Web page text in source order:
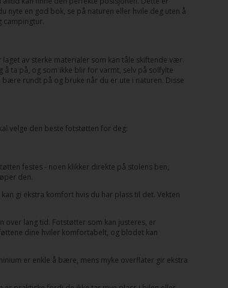
nyte en god bok, se på naturen eller hvile deg uten å
campingtur.
av sterke materialer som kan tåle skiftende vær.
ta på, og som ikke blir for varmt, selv på solfylte
rundt på og bruke når du er ute i naturen. Disse
velge den beste fotstøtten for deg:
festes - noen klikker direkte på stolens ben,
den.
gi ekstra komfort hvis du har plass til det. Vekten
over lang tid. Fotstøtter som kan justeres, er
dine hviler komfortabelt, og blodet kan
er enkle å bære, mens myke overflater gir ekstra